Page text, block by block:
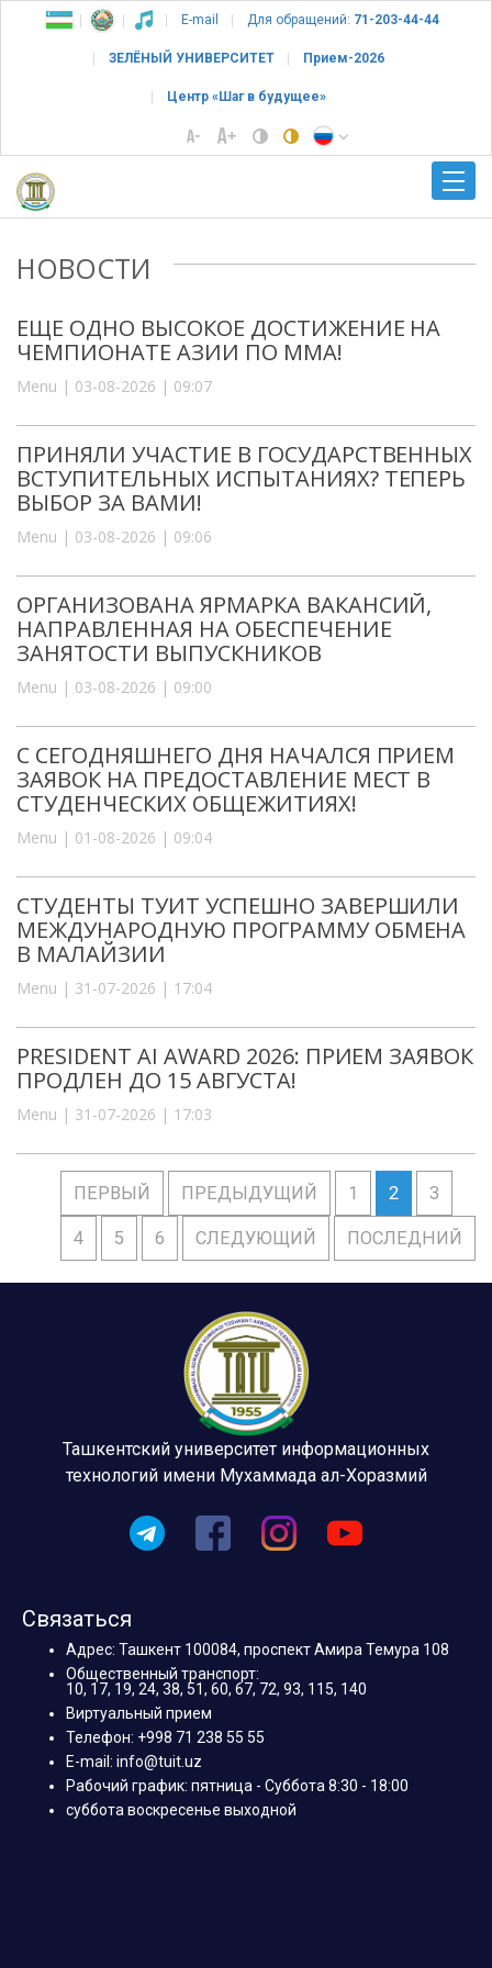
E-mail Для обращений: 71-203-44-44
ЗЕЛЁНЫЙ УНИВЕРСИТЕТ Прием-2026
Центр «Шаг в будущее»
НОВОСТИ
ЕЩЕ ОДНО ВЫСОКОЕ ДОСТИЖЕНИЕ НА
ЧЕМПИОНАТЕ АЗИИ ПО ММА!
Menu | 03-08-2026 | 09:07
ПРИНЯЛИ УЧАСТИЕ В ГОСУДАРСТВЕННЫХ
ВСТУПИТЕЛЬНЫХ ИСПЫТАНИЯХ? ТЕПЕРЬ
ВЫБОР ЗА ВАМИ!
Menu | 03-08-2026 | 09:06
ОРГАНИЗОВАНА ЯРМАРКА ВАКАНСИЙ,
НАПРАВЛЕННАЯ НА ОБЕСПЕЧЕНИЕ
ЗАНЯТОСТИ ВЫПУСКНИКОВ
Menu | 03-08-2026 | 09:00
С СЕГОДНЯШНЕГО ДНЯ НАЧАЛСЯ ПРИЕМ
ЗАЯВОК НА ПРЕДОСТАВЛЕНИЕ МЕСТ В
СТУДЕНЧЕСКИХ ОБЩЕЖИТИЯХ!
Menu | 01-08-2026 | 09:04
СТУДЕНТЫ ТУИТ УСПЕШНО ЗАВЕРШИЛИ
МЕЖДУНАРОДНУЮ ПРОГРАММУ ОБМЕНА
В МАЛАЙЗИИ
Menu | 31-07-2026 | 17:04
PRESIDENT AI AWARD 2026: ПРИЕМ ЗАЯВОК
ПРОДЛЕН ДО 15 АВГУСТА!
Menu | 31-07-2026 | 17:03
ПЕРВЫЙ ПРЕДЫДУЩИЙ 1 2 3
4 5 6 СЛЕДУЮЩИЙ ПОСЛЕДНИЙ
Ташкентский университет информационных
технологий имени Мухаммада ал-Хоразмий
Связаться
Адрес: Ташкент 100084, проспект Амира Темура 108
Общественный транспорт:
10, 17, 19, 24, 38, 51, 60, 67, 72, 93, 115, 140
Виртуальный прием
Телефон: +998 71 238 55 55
E-mail: info@tuit.uz
Рабочий график: пятница - Суббота 8:30 - 18:00
суббота воскресенье выходной